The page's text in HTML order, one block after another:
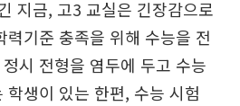
지금, 고3 교실은 긴장감으로
력기준 충족을 위해 수능을 전
시 전형을 염두에 두고 수능
학생이 있는 한편, 수능 시험